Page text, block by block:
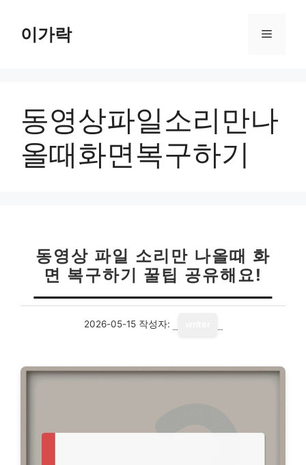
이가락 메
동영상파일소리만나
올때화면복구하기
동영상 파일 소리만 나올때 화
면 복구하기 꿀팁 공유해요!
2026-05-15 작성자: